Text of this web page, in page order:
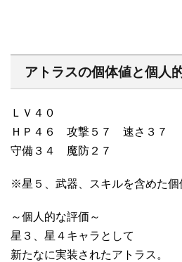
アトラスの個体値と個人
ＬＶ４０
ＨＰ４６ 攻撃５７ 速さ３７
守備３４ 魔防２７
※星５、武器、スキルを含めた個
～個人的な評価～
星３、星４キャラとして
新たなに実装されたアトラス。